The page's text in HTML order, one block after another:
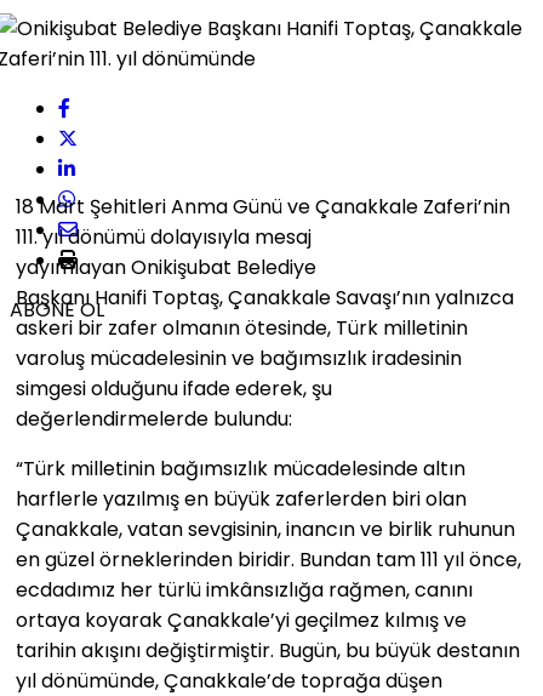
ABONE OL
18 Mart Şehitleri Anma Günü ve Çanakkale Zaferi’nin
111. yıl dönümü dolayısıyla mesaj
yayımlayan Onikişubat Belediye
Başkanı Hanifi Toptaş, Çanakkale Savaşı’nın yalnızca
askeri bir zafer olmanın ötesinde, Türk milletinin
varoluş mücadelesinin ve bağımsızlık iradesinin
simgesi olduğunu ifade ederek, şu
değerlendirmelerde bulundu:
“Türk milletinin bağımsızlık mücadelesinde altın
harflerle yazılmış en büyük zaferlerden biri olan
Çanakkale, vatan sevgisinin, inancın ve birlik ruhunun
en güzel örneklerinden biridir. Bundan tam 111 yıl önce,
ecdadımız her türlü imkânsızlığa rağmen, canını
ortaya koyarak Çanakkale’yi geçilmez kılmış ve
tarihin akışını değiştirmiştir. Bugün, bu büyük destanın
yıl dönümünde, Çanakkale’de toprağa düşen